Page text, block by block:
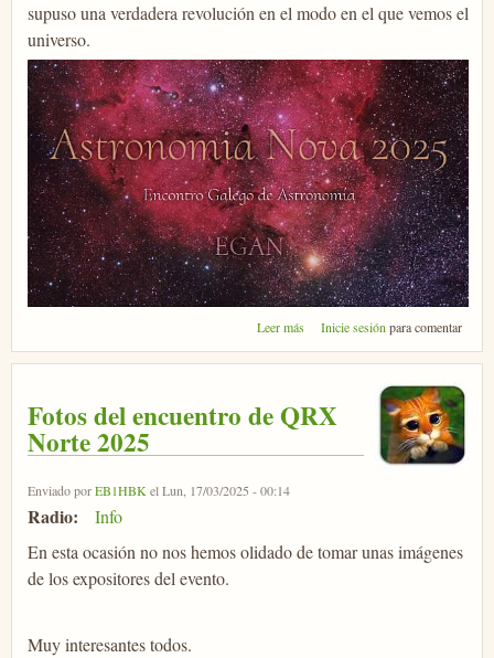
supuso una verdadera revolución en el modo en el que vemos el
universo.
Leer más sobre Encuentro Gallego de
Inicie sesión para comentar
Fotos del encuentro de QRX
Norte 2025
Enviado porEB1HBK el Lun, 17/03/2025 - 00:14
Radio:
Info
En esta ocasión no nos hemos olidado de tomar unas imágenes
de los expositores del evento.
Muy interesantes todos.